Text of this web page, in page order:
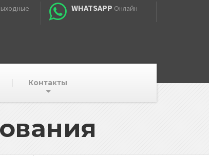
WHATSAPP Онлайн
Контакты